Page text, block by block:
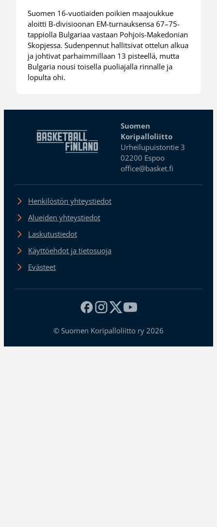
Suomen 16-vuotiaiden poikien maajoukkue
aloitti B-divisioonan EM-turnauksensa 67–75-
tappiolla Bulgariaa vastaan Pohjois-Makedonian
Skopjessa. Sudenpennut hallitsivat ottelun alkua
ja johtivat parhaimmillaan 13 pisteellä, mutta
Bulgaria nousi toisella puoliajalla rinnalle ja
lopulta ohi.
Suomen
Koripalloliitto
Urheilupuistontie 3
02200 Espoo
office@basket.fi
Henkilöstön yhteystiedot
Alueiden yhteystiedot
Laskutustiedot
Käyttöehdot ja tietosuoja
Evästeet
© Suomen Koripalloliitto ry 2026